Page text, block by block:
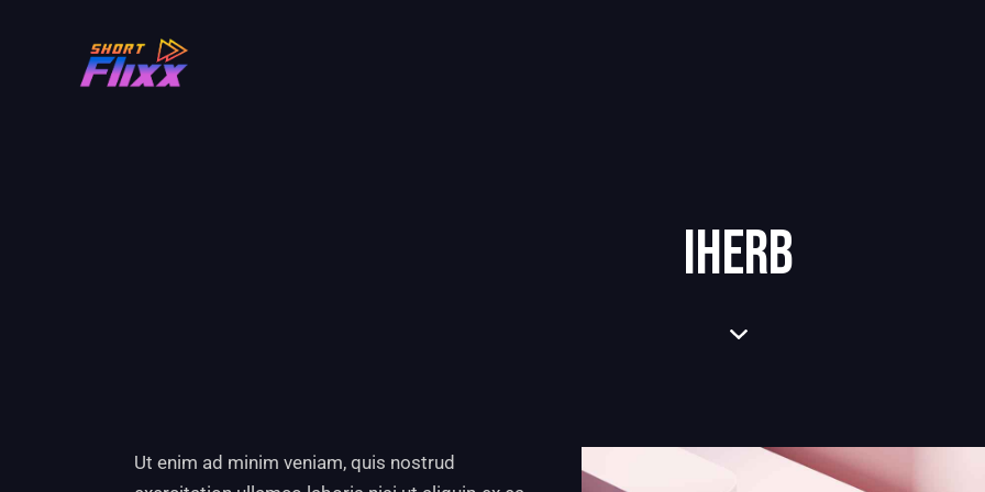
IHERB
Ut enim ad minim veniam, quis nostrud